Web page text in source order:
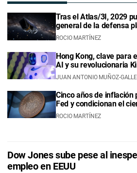
Tras el Atlas/3I, 2029
general de la defensa
ROCIO MARTÍNEZ
Hong Kong, clave para
AI y su revolucionaria
JUAN ANTONIO MUÑOZ-
Cinco años de inflación
Fed y condicionan el
ROCIO MARTÍNEZ
Dow Jones sube pese al
empleo en EEUU